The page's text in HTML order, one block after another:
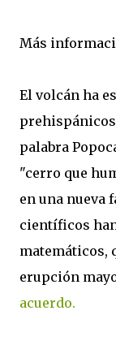
Más
El volcán ha
palabra
"cerro que
en una nueva
científicos
matemáticos,
erupción
acuerdo.